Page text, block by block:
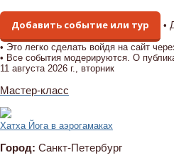
Добавить событие или тур •
• Это легко сделать войдя на сайт
• Все события модерируются. О
11 августа 2026 г., вторник
Мастер-класс
Хатха Йога в аэрогамаках
Город: Санкт-Петербург